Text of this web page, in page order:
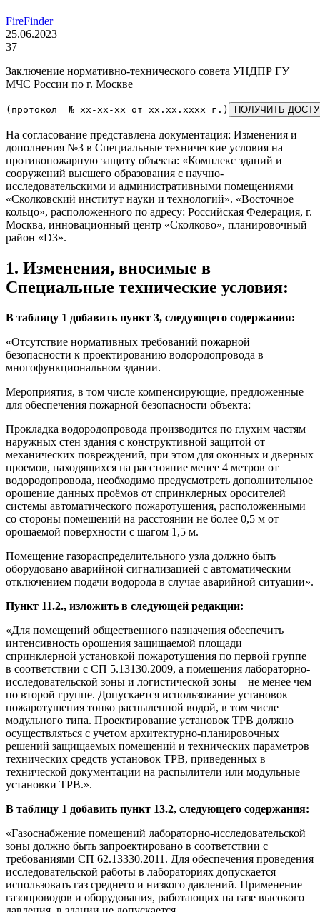
FireFinder
25.06.2023
37
Заключение нормативно-технического совета УНДПР ГУ
МЧС России по г. Москве
(протокол  № xx-xx-xx от xx.xx.xxxx г.) ПОЛУЧИТЬ
На согласование представлена документация: Изменения и
дополнения №3 в Специальные технические условия на
противопожарную защиту объекта: «Комплекс зданий и
сооружений высшего образования с научно-
исследовательскими и административными помещениями
«Сколковский институт науки и технологий». «Восточное
кольцо», расположенного по адресу: Российская Федерация, г.
Москва, инновационный центр «Сколково», планировочный
район «D3».
1. Изменения, вносимые в
Специальные технические условия:
В таблицу 1 добавить пункт 3, следующего содержания:
«Отсутствие нормативных требований пожарной
безопасности к проектированию водородопровода в
многофункциональном здании.
Мероприятия, в том числе компенсирующие, предложенные
для обеспечения пожарной безопасности объекта:
Прокладка водородопровода производится по глухим частям
наружных стен здания с конструктивной защитой от
механических повреждений, при этом для оконных и дверных
проемов, находящихся на расстояние менее 4 метров от
водородопровода, необходимо предусмотреть дополнительное
орошение данных проёмов от спринклерных оросителей
системы автоматического пожаротушения, расположенными
со стороны помещений на расстоянии не более 0,5 м от
орошаемой поверхности с шагом 1,5 м.
Помещение газораспределительного узла должно быть
оборудовано аварийной сигнализацией с автоматическим
отключением подачи водорода в случае аварийной ситуации».
Пункт 11.2., изложить в следующей редакции:
«Для помещений общественного назначения обеспечить
интенсивность орошения защищаемой площади
спринклерной установкой пожаротушения по первой группе
в соответствии с СП 5.13130.2009, а помещения лабораторно-
исследовательской зоны и логистической зоны – не менее чем
по второй группе. Допускается использование установок
пожаротушения тонко распыленной водой, в том числе
модульного типа. Проектирование установок ТРВ должно
осуществляться с учетом архитектурно-планировочных
решений защищаемых помещений и технических параметров
технических средств установок ТРВ, приведенных в
технической документации на распылители или модульные
установки ТРВ.».
В таблицу 1 добавить пункт 13.2, следующего содержания:
«Газоснабжение помещений лабораторно-исследовательской
зоны должно быть запроектировано в соответствии с
требованиями СП 62.13330.2011. Для обеспечения проведения
исследовательской работы в лабораториях допускается
использовать газ среднего и низкого давлений. Применение
газопроводов и оборудования, работающих на газе высокого